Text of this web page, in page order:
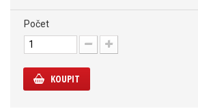
Počet
KOUPIT